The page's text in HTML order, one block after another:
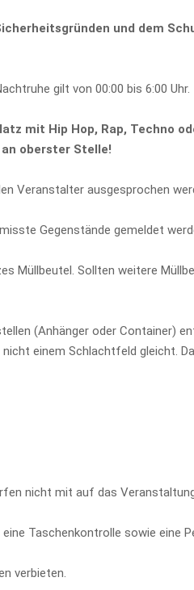
und dem
gilt von 00:00 bis 6:00 Uhr.
mit Hip Hop, Rap, Techno
oberster Stelle!
Veranstalter ausgesprochen
Gegenstände gemeldet
Müllbeutel. Sollten weitere
(Anhänger oder Container)
einem Schlachtfeld gleicht.
nicht mit auf das
Taschenkontrolle sowie eine
verbieten.